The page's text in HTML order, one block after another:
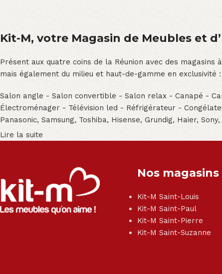
Kit-M, votre Magasin de Meubles et
Présent aux quatre coins de la Réunion avec des
mais également du milieu et haut-de-gamme en exclusivité :
Salon angle - Salon convertible - Salon relax - Canapé -
Électroménager - Télévision led - Réfrigérateur -
Panasonic, Samsung, Toshiba, Hisense, Grundig, Haier,
Lire la suite
Nos magasins
Kit-M Saint-Louis
Kit-M Saint-Paul
Kit-M Saint-Pierre
Kit-M Saint-Suzanne